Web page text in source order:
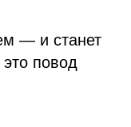
— и станет
это повод